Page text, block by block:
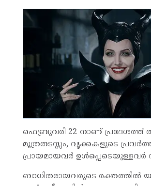
ഫെബ്രുവരി 22-നാണ് പ്രദേശത്ത്
മൂത്രതടസ്സം, വൃക്കകളുടെ
പ്രായമായവര്‍ ഉള്‍പ്പെടെയുള്ളവര്‍
ബാധിതരായവരുടെ രക്തത്തില്‍